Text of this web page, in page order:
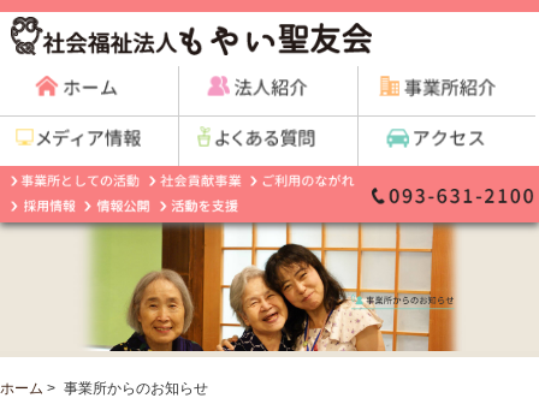
ホーム > 事業所からのお知らせ